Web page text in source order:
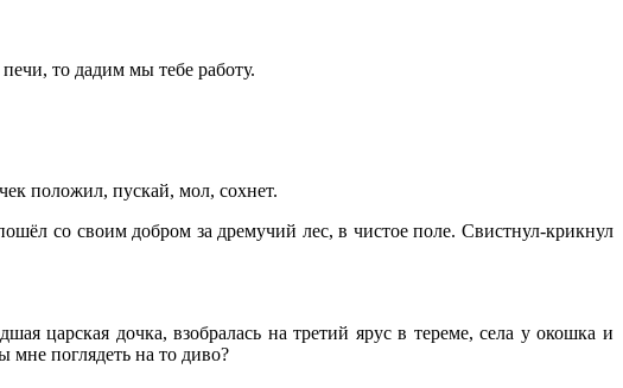
то дадим мы тебе работу.
положил, пускай, мол, сохнет.
со своим добром за дремучий лес, в чистое поле. Свистнул-крикнул
царская дочка, взобралась на третий ярус в тереме, села у окошка и
мне поглядеть на то диво?